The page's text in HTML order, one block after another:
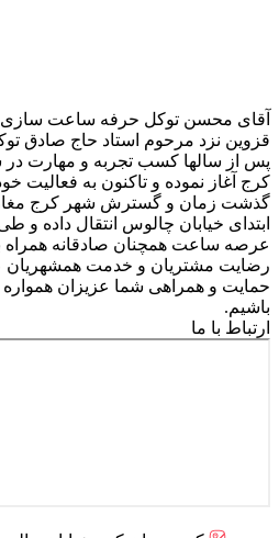
قزوین نزد مرحوم استاد حاج صادق
کرج آغاز نموده و تاکنون به فعالیت
گذشت زمان و گسترش شهر کرج
ابتدای خیابان چالوس انتقال داده و
عرصه ساعت همچنان صادقانه همراه
رضایت مشتریان و خدمت همشهریان
حمایت و همراهی شما عزیزان همواره
باشیم.
ارتباط با ما